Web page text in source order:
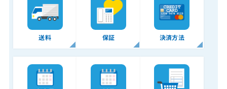
送料 保証 決済方法